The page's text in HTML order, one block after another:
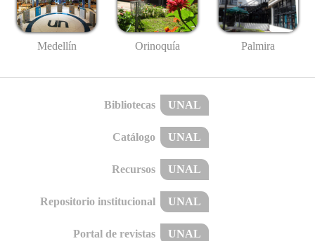
Medellín Orinoquía Palmira
Bibliotecas UNAL
Catálogo UNAL
Recursos UNAL
Repositorio institucional UNAL
Portal de revistas UNAL